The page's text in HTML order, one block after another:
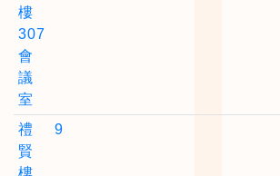
樓
307
會
議
室
禮
賢
9